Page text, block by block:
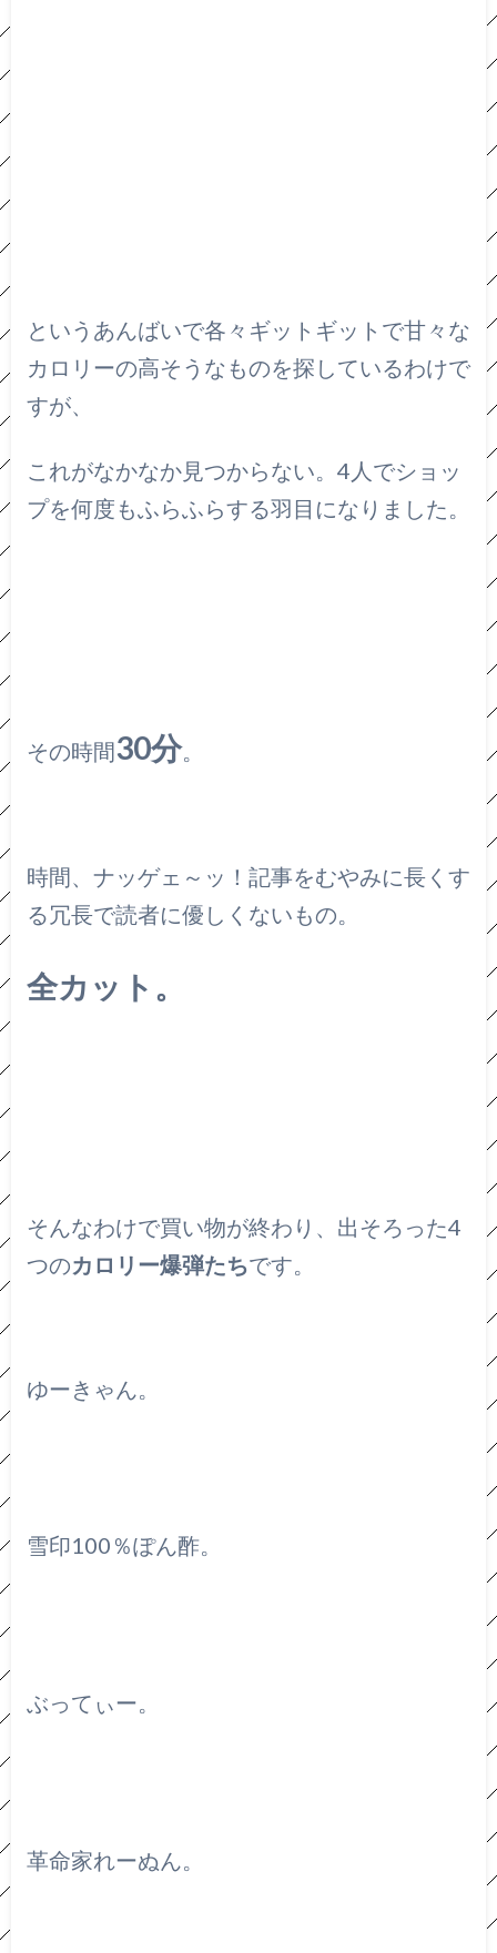
というあんばいで各々ギットギットで甘々な
カロリーの高そうなものを探しているわけで
すが、
これがなかなか見つからない。4人でショッ
プを何度もふらふらする羽目になりました。
その時間30分。
時間、ナッゲェ～ッ！記事をむやみに長くす
る冗長で読者に優しくないもの。
全カット。
そんなわけで買い物が終わり、出そろった4
つのカロリー爆弾たちです。
ゆーきゃん。
雪印100％ぽん酢。
ぶってぃー。
革命家れーぬん。